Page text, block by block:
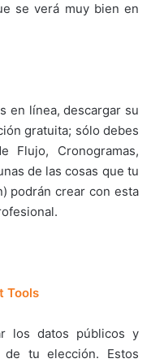
se verá muy bien en
en línea, descargar su
gratuita; sólo debes
Flujo, Cronogramas,
de las cosas que tu
podrán crear con esta
Tools
los datos públicos y
de tu elección. Estos